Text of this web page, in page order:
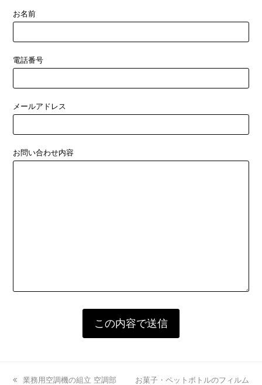
お名前
電話番号
メールアドレス
お問い合わせ内容
previous
業務用空調機の組立 空調部
next
お菓子・ペットボトルのフィルム